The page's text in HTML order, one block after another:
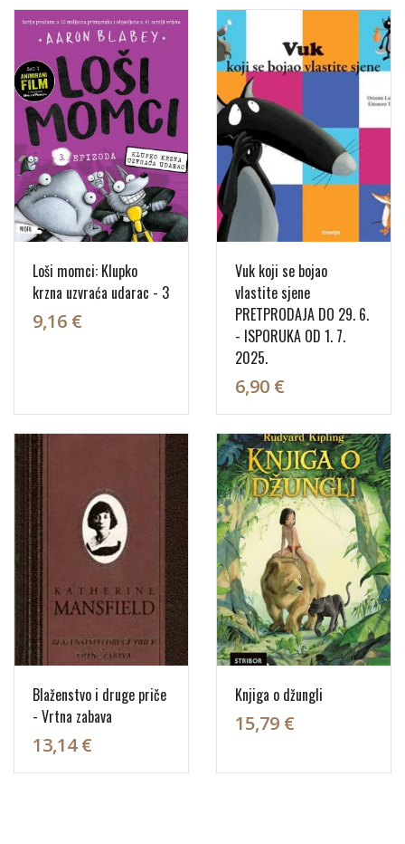
Loši momci: Klupko
krzna uzvraća udarac - 3
9,16 €
Vuk koji se bojao
vlastite sjene
PRETPRODAJA DO 29. 6.
- ISPORUKA OD 1. 7.
2025.
6,90 €
Blaženstvo i druge priče
- Vrtna zabava
13,14 €
Knjiga o džungli
15,79 €